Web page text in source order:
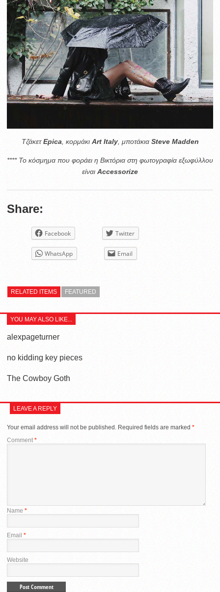
ΤζάκετEpica , κορμάκι Art Italy, μποτάκια Steve Madden
**** Το κόσμημα που φοράει η Βικτόρια στη φωτογραφία εξωφύλλου
είναι Accessorize
Share:
Facebook Twitter
WhatsApp Email
RELATED ITEMS FEATURED
YOU MAY ALSO LIKE...
alexpageturner
no kidding key pieces
The Cowboy Goth
LEAVE A REPLY
Your email address will not be published. Required fields are marked *
Comment*
Name *
Email *
Website